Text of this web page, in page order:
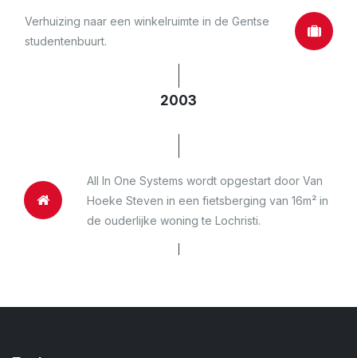
Verhuizing naar een winkelruimte in de Gentse
studentenbuurt.
2003
All In One Systems wordt opgestart door Van
Hoeke Steven in een fietsberging van 16m² in
de ouderlijke woning te Lochristi.